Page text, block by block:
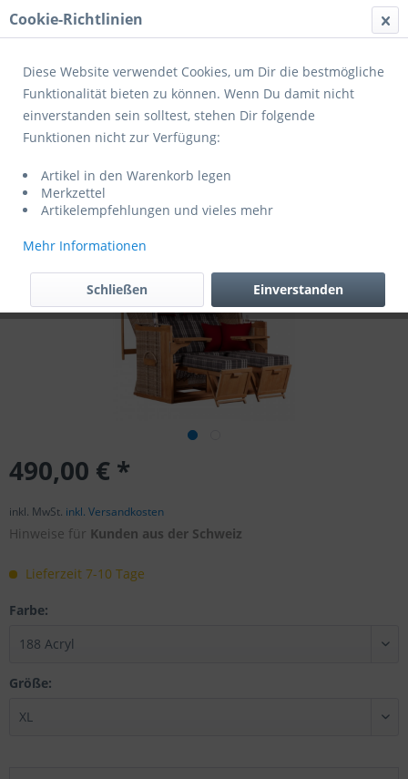
Menü
Übersicht Strandkörbe
Strandkorb Friesland Sylt
490,00 € *
inkl. MwSt. inkl. Versandkosten
Hinweise für Kunden aus der Schweiz
Lieferzeit 7-10 Tage
Farbe:
Größe:
Cookie-Richtlinien
Diese Website verwendet Cookies, um Dir die bestmögliche
Funktionalität bieten zu können. Wenn Du damit nicht
einverstanden sein solltest, stehen Dir folgende
Funktionen nicht zur Verfügung:
Artikel in den Warenkorb legen
Merkzettel
Artikelempfehlungen und vieles mehr
Mehr Informationen
Einverstanden
Schließen